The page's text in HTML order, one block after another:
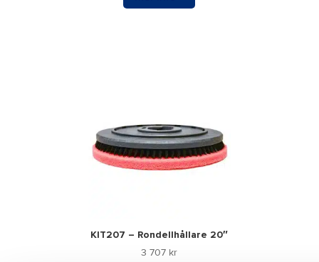
KIT207 – Rondellhållare 20″
3 707 kr